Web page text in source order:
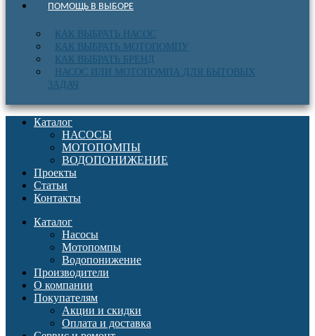
ПОМОЩЬ В ВЫБОРЕ
КАК ВЫБРАТЬ НАСОС
КАК ВЫБРАТЬ МОТОПОМПУ
КАК ВЫБРАТЬ БРЕНД
НАСОС ИЛИ МОТОПОМПА ДЛЯ БЫТОВЫХ
ЗАДАЧ
Каталог
НАСОСЫ
МОТОПОМПЫ
ВОДОПОНИЖЕНИЕ
Проекты
Статьи
Контакты
Каталог
Насосы
Мотопомпы
Водопонижение
Производители
О компании
Покупателям
Акции и скидки
Оплата и доставка